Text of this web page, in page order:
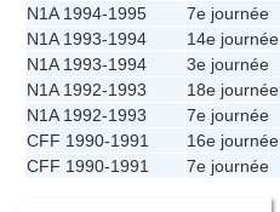
N1A 1994-1995
7e journée
N1A 1993-1994
14e journée
N1A 1993-1994
3e journée
N1A 1992-1993
18e journée
N1A 1992-1993
7e journée
CFF 1990-1991
16e journée
CFF 1990-1991
7e journée